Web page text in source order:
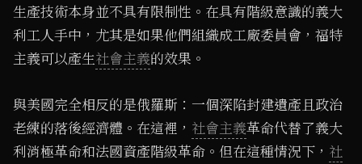
生產技術本身並不具有限制性。在具有階級意識的義大
利工人手中，尤其是如果他們組織成工廠委員會，福特
主義可以產生社會主義的效果。
與美國完全相反的是俄羅斯：一個深陷封建遺產且政治
老練的落後經濟體。在這裡， 社會主義革命代替了義大
利消極革命和法國資產階級革命。但在這種情況下， 社